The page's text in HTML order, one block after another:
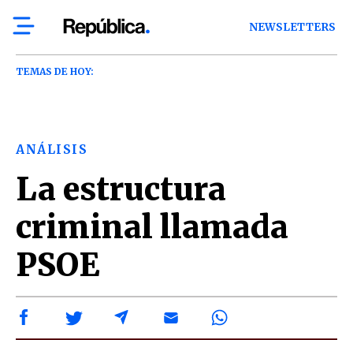
NEWSLETTERS
TEMAS DE HOY:
ANÁLISIS
La estructura
criminal llamada
PSOE